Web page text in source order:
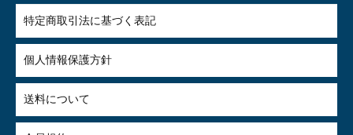
特定商取引法に基づく表記
個人情報保護方針
送料について